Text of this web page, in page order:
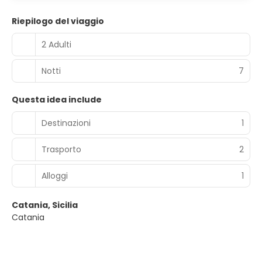
Riepilogo del viaggio
2 Adulti
Notti 7
Questa idea include
Destinazioni
1
Trasporto 2
Alloggi 1
Catania, Sicilia
Catania